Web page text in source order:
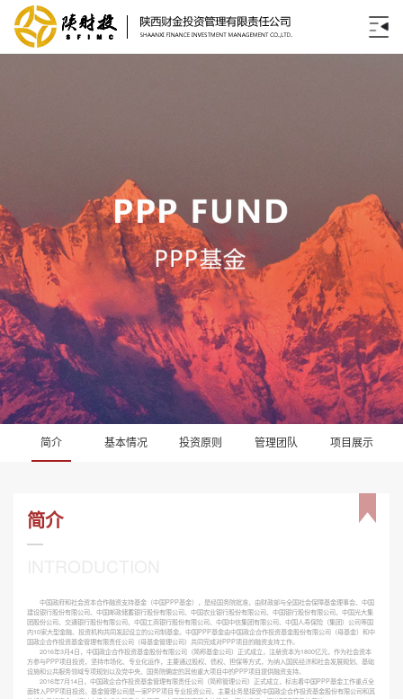
简介 基本情况 投资原则 管理团队 项目展示